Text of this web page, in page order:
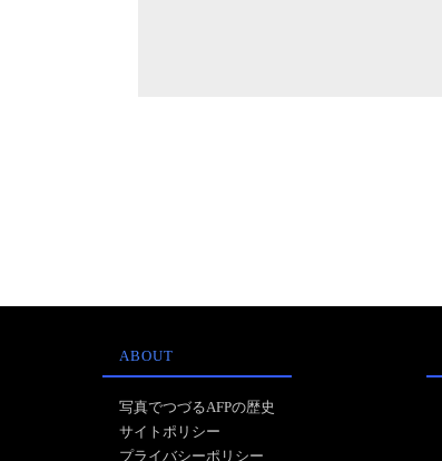
ABOUT
写真でつづるAFPの歴史
サイトポリシー
プライバシーポリシー